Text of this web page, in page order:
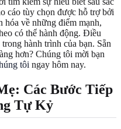
cáo tùy chọn được hỗ trợ bởi
hóa về những điểm mạnh,
có thể hành động. Điều
hành trình của bạn. Sẵn
hơn? Chúng tôi mời bạn
tôi ngay hôm nay.
Các Bước Tiếp
Tự Kỷ